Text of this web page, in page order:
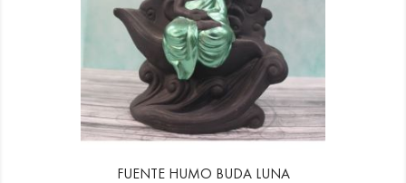
FUENTE HUMO BUDA LUNA